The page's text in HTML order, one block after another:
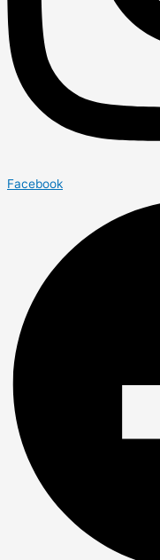
Facebook